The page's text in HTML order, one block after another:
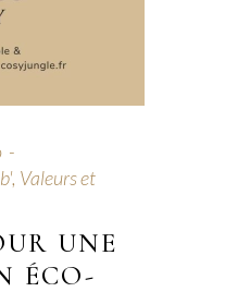
, Valeurs et
UNE
ÉCO-